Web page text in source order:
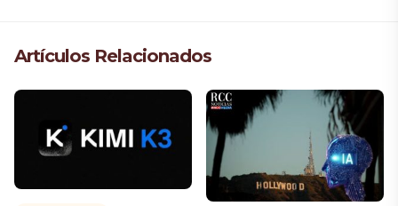
Artículos Relacionados